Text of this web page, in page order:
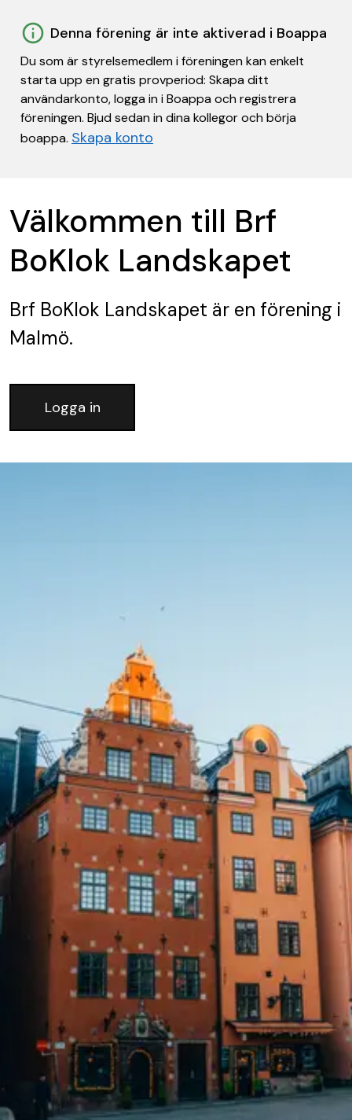
Denna förening är inte aktiverad i Boappa
Du som är styrelsemedlem i föreningen kan enkelt
starta upp en gratis provperiod: Skapa ditt
användarkonto, logga in i Boappa och registrera
föreningen. Bjud sedan in dina kollegor och börja
boappa. Skapa konto
Välkommen till Brf
BoKlok Landskapet
Brf BoKlok Landskapet är en förening i
Malmö.
Logga in